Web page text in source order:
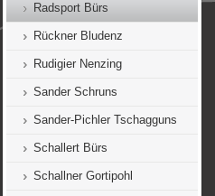
Radsport Bürs
Rückner Bludenz
Rudigier Nenzing
Sander Schruns
Sander-Pichler Tschagguns
Schallert Bürs
Schallner Gortipohl